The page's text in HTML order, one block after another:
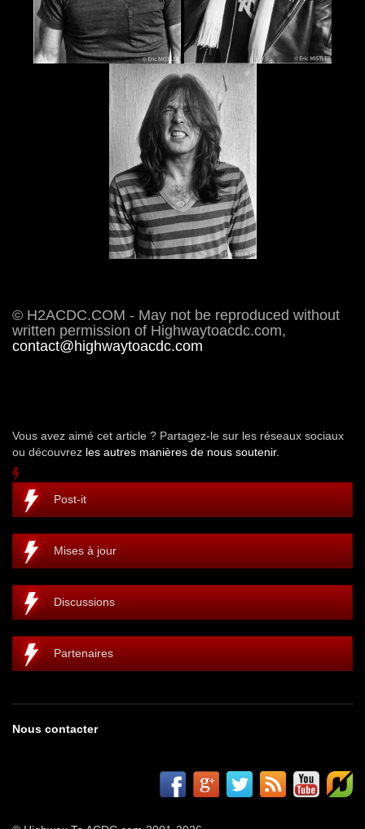
© H2ACDC.COM - May not be reproduced without
written permission of Highwaytoacdc.com,
contact@highwaytoacdc.com
Vous avez aimé cet article ? Partagez-le sur les réseaux sociaux
ou découvrez les autres manières de nous soutenir.
Post-it
Mises à jour
Discussions
Partenaires
Nous contacter